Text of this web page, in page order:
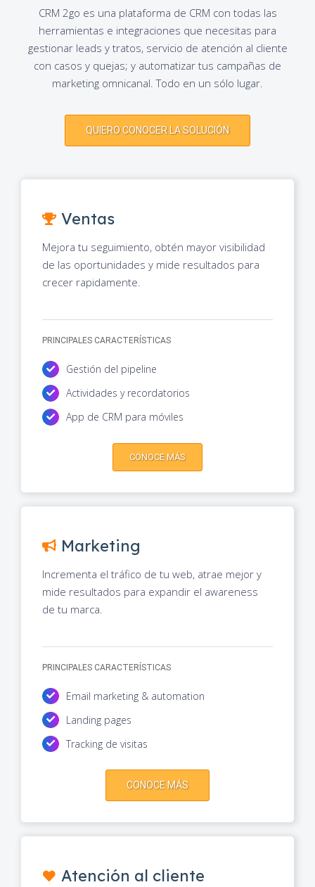
CRM 2go es una plataforma de CRM con todas las
herramientas e integraciones que necesitas para
gestionar leads y tratos, servicio de atención al cliente
con casos y quejas; y automatizar tus campañas de
marketing omnicanal. Todo en un sólo lugar.
QUIERO CONOCER LA SOLUCIÓN
Ventas
Mejora tu seguimiento, obtén mayor visibilidad
de las oportunidades y mide resultados para
crecer rapidamente.
PRINCIPALES CARACTERÍSTICAS
Gestión del pipeline
Actividades y recordatorios
App de CRM para móviles
CONOCE MÁS
Marketing
Incrementa el tráfico de tu web, atrae mejor y
mide resultados para expandir el awareness
de tu marca.
PRINCIPALES CARACTERÍSTICAS
Email marketing & automation
Landing pages
Tracking de visitas
CONOCE MÁS
Atención al cliente